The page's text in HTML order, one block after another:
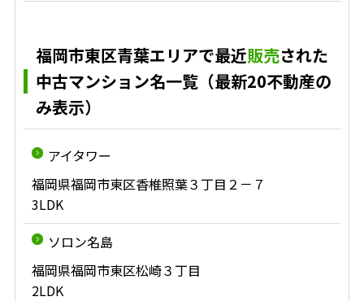
福岡市東区青葉エリアで最近販売された
中古マンション名一覧（最新20不動産の
み表示）
アイタワー
福岡県福岡市東区香椎照葉３丁目２－７
3LDK
ソロン名島
福岡県福岡市東区松崎３丁目
2LDK